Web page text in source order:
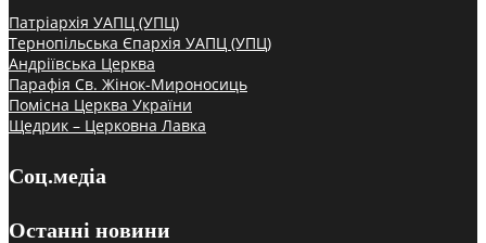
Патріархія УАПЦ (УПЦ)
Тернопільська Єпархія УАПЦ (УПЦ)
Андріївська Церква
Парафія Св. Жінок-Мироносиць
Помісна Церква України
Щедрик – Церковна Лавка
Соц.медіа
Останні новини